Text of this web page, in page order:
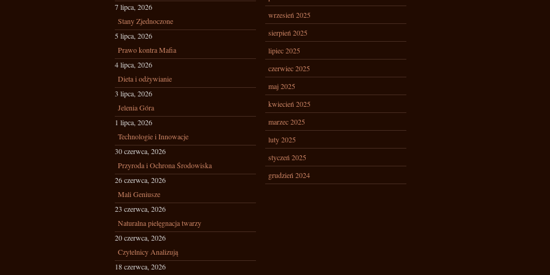
7 lipca, 2026
Stany Zjednoczone
5 lipca, 2026
Prawo kontra Mafia
4 lipca, 2026
Dieta i odżywianie
3 lipca, 2026
Jelenia Góra
1 lipca, 2026
Technologie i Innowacje
30 czerwca, 2026
Przyroda i Ochrona Środowiska
26 czerwca, 2026
Mali Geniusze
23 czerwca, 2026
Naturalna pielęgnacja twarzy
20 czerwca, 2026
Czytelnicy Analizują
18 czerwca, 2026
wrzesień 2025
sierpień 2025
lipiec 2025
czerwiec 2025
maj 2025
kwiecień 2025
marzec 2025
luty 2025
styczeń 2025
grudzień 2024